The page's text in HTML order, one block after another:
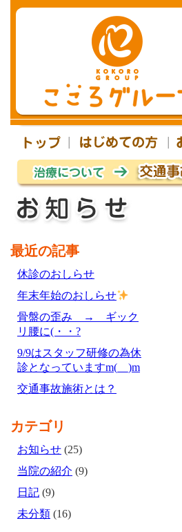
最近の記事
休診のおしらせ
年末年始のおしらせ
骨盤の歪み → ギック
リ腰に(・・?
9/9はスタッフ研修の為休
診となっていますm(__)m
交通事故施術とは？
カテゴリ
お知らせ (25)
当院の紹介 (9)
日記 (9)
未分類 (16)